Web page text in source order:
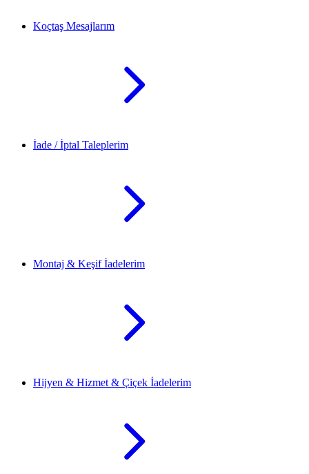
Koçtaş Mesajlarım
İade / İptal Taleplerim
Montaj & Keşif İadelerim
Hijyen & Hizmet & Çiçek İadelerim